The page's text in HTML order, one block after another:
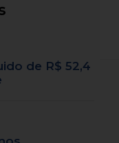
de R$ 52,4